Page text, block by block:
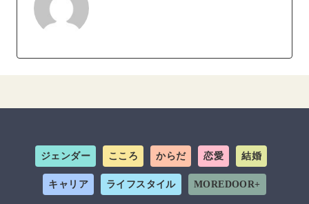
ジェンダー こころ からだ 恋愛 結婚
キャリア ライフスタイル MOREDOOR+